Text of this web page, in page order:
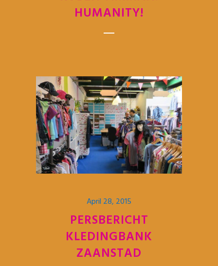
HUMANITY!
April 28, 2015
PERSBERICHT
KLEDINGBANK
ZAANSTAD